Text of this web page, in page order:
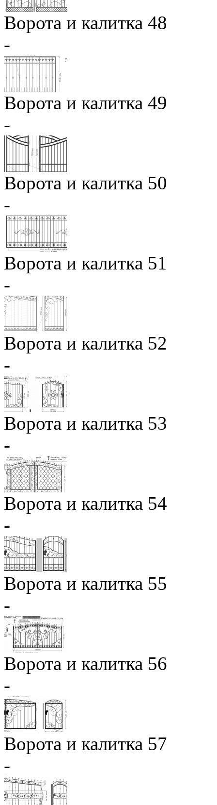
Ворота и калитка 48
-
Ворота и калитка 49
-
Ворота и калитка 50
-
Ворота и калитка 51
-
Ворота и калитка 52
-
Ворота и калитка 53
-
Ворота и калитка 54
-
Ворота и калитка 55
-
Ворота и калитка 56
-
Ворота и калитка 57
-